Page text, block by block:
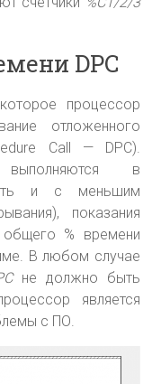
DPC
процессор
отложенного
Call — DPC).
в
и с меньшим
показания
общего % времени
В любом случае
не должно быть
является
с ПО.